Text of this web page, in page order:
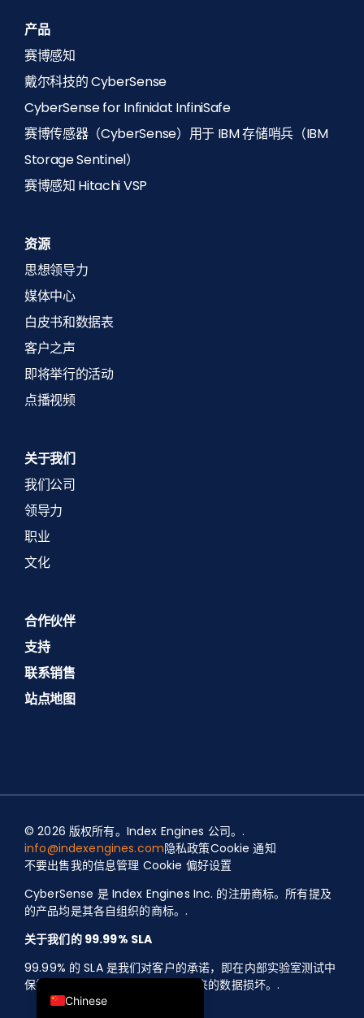
产品
赛博感知
戴尔科技的 CyberSense
CyberSense for Infinidat InfiniSafe
赛博传感器（CyberSense）用于 IBM 存储哨兵（IBM
Storage Sentinel）
赛博感知 Hitachi VSP
资源
思想领导力
媒体中心
白皮书和数据表
客户之声
即将举行的活动
点播视频
关于我们
我们公司
领导力
职业
文化
合作伙伴
支持
联系销售
站点地图
© 2026 版权所有。Index Engines 公司。.
info@indexengines.com隐私政策Cookie 通知
不要出售我的信息管理 Cookie 偏好设置
CyberSense 是 Index Engines Inc. 的注册商标。所有提及
的产品均是其各自组织的商标。.
关于我们的 99.99% SLA
99.99% 的 SLA 是我们对客户的承诺，即在内部实验室测试中
保持最高标准，以检测勒索软件带来的数据损坏。.
Chinese
English
French
German
Japanese
Polish
Portuguese (Brazil)